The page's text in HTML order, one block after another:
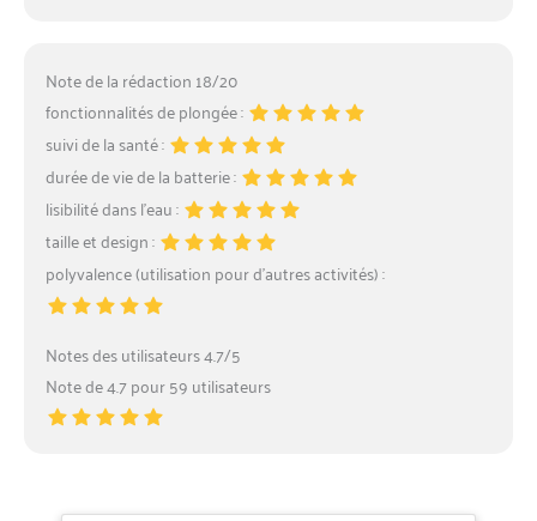
Note de la rédaction 18/20
fonctionnalités de plongée :
suivi de la santé :
durée de vie de la batterie :
lisibilité dans l’eau :
taille et design :
polyvalence (utilisation pour d’autres activités) :
Notes des utilisateurs 4.7/5
Note de 4.7 pour 59 utilisateurs